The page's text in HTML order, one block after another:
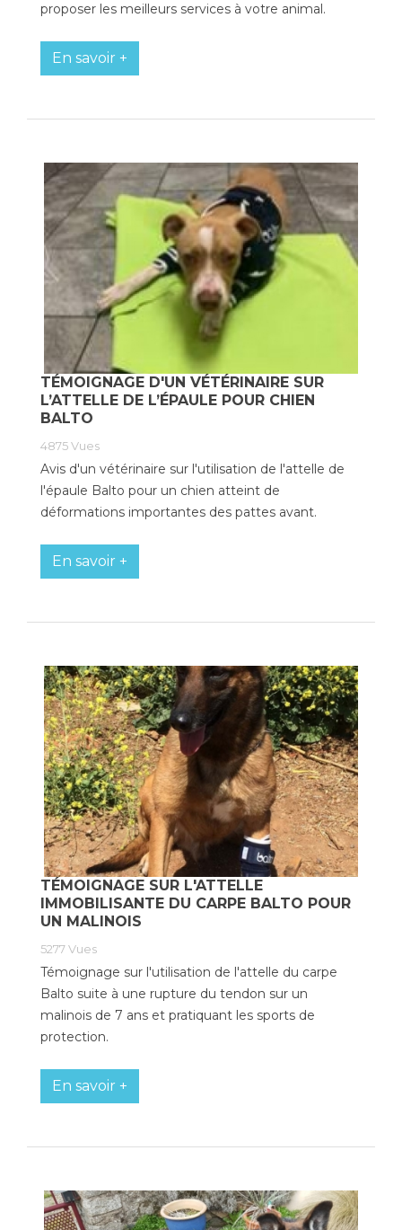
proposer les meilleurs services à votre animal.
En savoir +
TÉMOIGNAGE D'UN VÉTÉRINAIRE SUR
L’ATTELLE DE L’ÉPAULE POUR CHIEN
BALTO
4875Vues
Avis d'un vétérinaire sur l'utilisation de l'attelle de
l'épaule Balto pour un chien atteint de
déformations importantes des pattes avant.
En savoir +
TÉMOIGNAGE SUR L'ATTELLE
IMMOBILISANTE DU CARPE BALTO POUR
UN MALINOIS
5277Vues
Témoignage sur l'utilisation de l'attelle du carpe
Balto suite à une rupture du tendon sur un
malinois de 7 ans et pratiquant les sports de
protection.
En savoir +